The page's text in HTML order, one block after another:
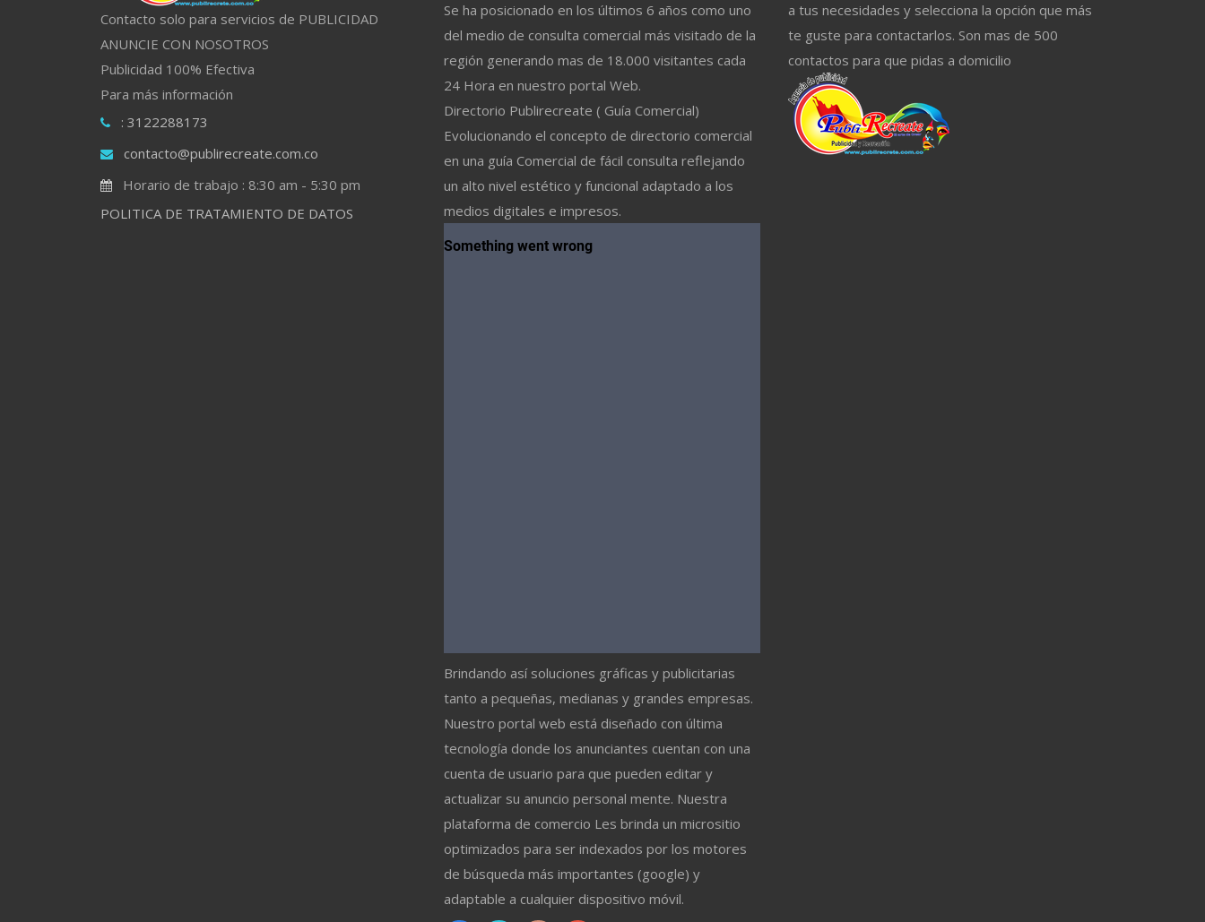
Contacto solo para servicios de PUBLICIDAD
ANUNCIE CON NOSOTROS
Publicidad 100% Efectiva
Para más información
: 3122288173
contacto@publirecreate.com.co
Horario de trabajo : 8:30 am - 5:30 pm
POLITICA DE TRATAMIENTO DE DATOS
Se ha posicionado en los últimos 6 años como uno
del medio de consulta comercial más visitado de la
región generando mas de 18.000 visitantes cada
24 Hora en nuestro portal Web.
Directorio Publirecreate ( Guía Comercial)
Evolucionando el concepto de directorio comercial
en una guía Comercial de fácil consulta reflejando
un alto nivel estético y funcional adaptado a los
medios digitales e impresos.
Brindando así soluciones gráficas y publicitarias
tanto a pequeñas, medianas y grandes empresas.
Nuestro portal web está diseñado con última
tecnología donde los anunciantes cuentan con una
cuenta de usuario para que pueden editar y
actualizar su anuncio personal mente. Nuestra
plataforma de comercio Les brinda un micrositio
optimizados para ser indexados por los motores
de búsqueda más importantes (google) y
adaptable a cualquier dispositivo móvil.
a tus necesidades y selecciona la opción que más
te guste para contactarlos. Son mas de 500
contactos para que pidas a domicilio